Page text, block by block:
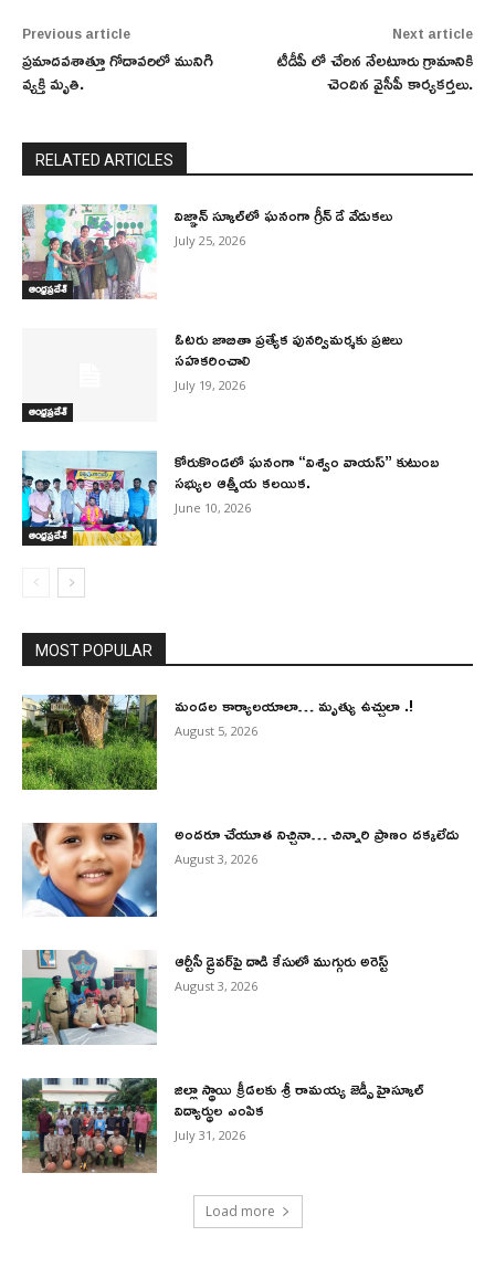
Previous article
ప్రమాదవశాత్తూ గోదావరిలో మునిగి
వ్యక్తి మృతి.
Next article
టీడీపీ లో చేరిన నేలటూరు గ్రామానికి
చెందిన వైసీపీ కార్యకర్తలు.
RELATED ARTICLES
ఆంధ్రప్రదేశ్
విజ్ఞాన్ స్కూల్‌లో ఘనంగా గ్రీన్ డే వేడుకలు
July 25, 2026
ఆంధ్రప్రదేశ్
ఓటరు జాబితా ప్రత్యేక పునర్విమర్శకు ప్రజలు
సహకరించాలి
July 19, 2026
ఆంధ్రప్రదేశ్
కోరుకొండలో ఘనంగా “విశ్వం వాయస్” కుటుంబ
సభ్యుల ఆత్మీయ కలయిక.
June 10, 2026
MOST POPULAR
మండల కార్యాలయాలా… మృత్యు ఉచ్చులా .!
August 5, 2026
అందరూ చేయూత నిచ్చినా… చిన్నారి ప్రాణం దక్కలేదు
August 3, 2026
ఆర్టీసీ డ్రైవర్‌పై దాడి కేసులో ముగ్గురు అరెస్ట్
August 3, 2026
జిల్లా స్థాయి క్రీడలకు శ్రీ రామయ్య జెడ్పీ హైస్కూల్
విద్యార్థుల ఎంపిక
July 31, 2026
Load more